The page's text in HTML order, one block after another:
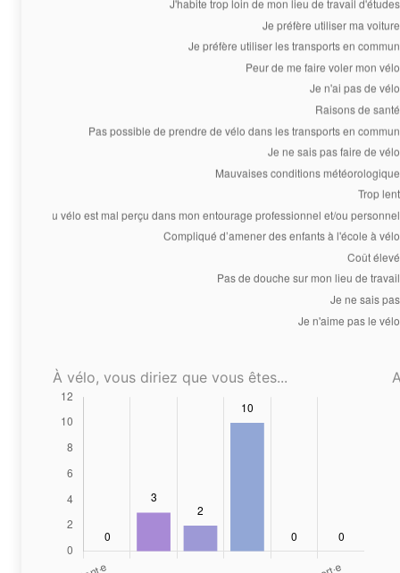
À vélo, vous diriez que vous êtes...